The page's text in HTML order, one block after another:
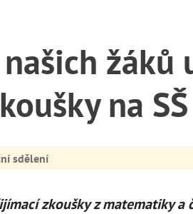
žáků
na
sdělení
zkoušky z matematiky a